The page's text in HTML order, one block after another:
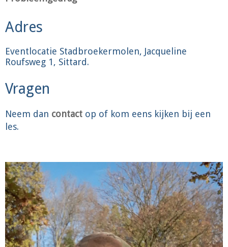
Adres
Eventlocatie Stadbroekermolen, Jacqueline
Roufsweg 1, Sittard.
Vragen
Neem dan contact op of kom eens kijken bij een
les.